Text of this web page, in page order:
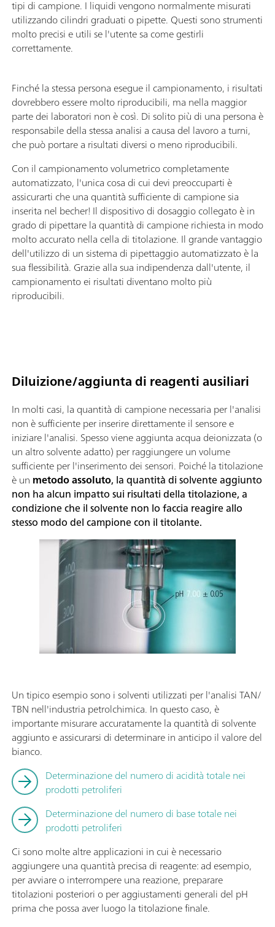
tipi di campione. I liquidi vengono normalmente misurati
utilizzando cilindri graduati o pipette. Questi sono strumenti
molto precisi e utili se l'utente sa come gestirli
correttamente.
Finché la stessa persona esegue il campionamento, i risultati
dovrebbero essere molto riproducibili, ma nella maggior
parte dei laboratori non è così. Di solito più di una persona è
responsabile della stessa analisi a causa del lavoro a turni,
che può portare a risultati diversi o meno riproducibili.
Con il campionamento volumetrico completamente
automatizzato, l'unica cosa di cui devi preoccuparti è
assicurarti che una quantità sufficiente di campione sia
inserita nel becher! Il dispositivo di dosaggio collegato è in
grado di pipettare la quantità di campione richiesta in modo
molto accurato nella cella di titolazione. Il grande vantaggio
dell'utilizzo di un sistema di pipettaggio automatizzato è la
sua flessibilità. Grazie alla sua indipendenza dall'utente, il
campionamento ei risultati diventano molto più
riproducibili.
Diluizione/aggiunta di reagenti ausiliari
In molti casi, la quantità di campione necessaria per l'analisi
non è sufficiente per inserire direttamente il sensore e
iniziare l'analisi. Spesso viene aggiunta acqua deionizzata (o
un altro solvente adatto) per raggiungere un volume
sufficiente per l'inserimento dei sensori. Poiché la titolazione
è un metodo assoluto, la quantità di solvente aggiunto
non ha alcun impatto sui risultati della titolazione, a
condizione che il solvente non lo faccia reagire allo
stesso modo del campione con il titolante.
Un tipico esempio sono i solventi utilizzati per l'analisi TAN/
TBN nell'industria petrolchimica. In questo caso, è
importante misurare accuratamente la quantità di solvente
aggiunto e assicurarsi di determinare in anticipo il valore del
bianco.
Determinazione del numero di acidità totale nei
prodotti petroliferi
Determinazione del numero di base totale nei
prodotti petroliferi
Ci sono molte altre applicazioni in cui è necessario
aggiungere una quantità precisa di reagente: ad esempio,
per avviare o interrompere una reazione, preparare
titolazioni posteriori o per aggiustamenti generali del pH
prima che possa aver luogo la titolazione finale.